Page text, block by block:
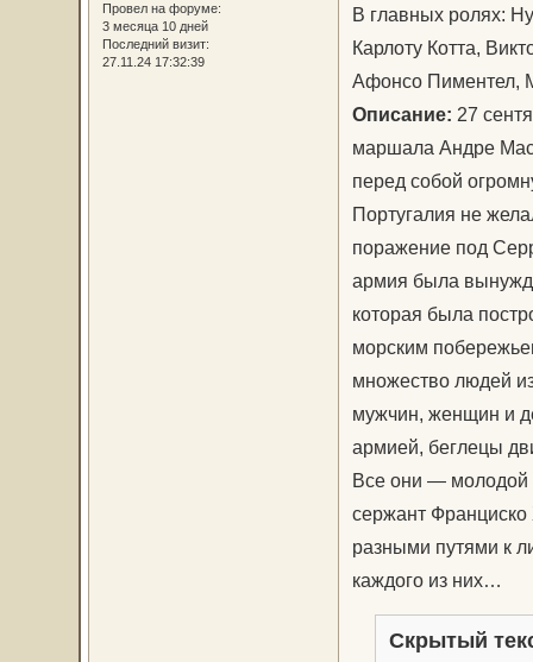
Провел на форуме:
3 месяца 10 дней
Последний визит:
27.11.24 17:32:39
В главных ролях:
Карлоту Котта,
Афонсо Пиментел,
Описание: 27
маршала Андре
перед собой
Португалия не
поражение под
армия была
которая была
морским
множество людей
мужчин, женщин и
армией, беглецы
Все они — молодой
сержант
разными путями к
каждого из них…
Скрытый